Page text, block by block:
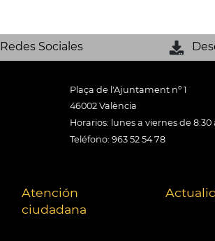
Redes Sociales
Plaça de l'Ajuntament nº 1
46002 València
Horarios: lunes a viernes de 8:30
Teléfono: 963 52 54 78
Atención
ciudadana